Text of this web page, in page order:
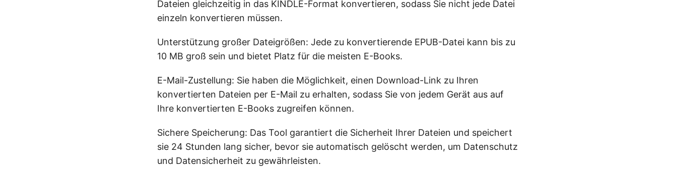
Dateien gleichzeitig in das KINDLE-Format konvertieren, sodass Sie nicht jede Datei
einzeln konvertieren müssen.
Unterstützung großer Dateigrößen: Jede zu konvertierende EPUB-Datei kann bis zu
10 MB groß sein und bietet Platz für die meisten E-Books.
E-Mail-Zustellung: Sie haben die Möglichkeit, einen Download-Link zu Ihren
konvertierten Dateien per E-Mail zu erhalten, sodass Sie von jedem Gerät aus auf
Ihre konvertierten E-Books zugreifen können.
Sichere Speicherung: Das Tool garantiert die Sicherheit Ihrer Dateien und speichert
sie 24 Stunden lang sicher, bevor sie automatisch gelöscht werden, um Datenschutz
und Datensicherheit zu gewährleisten.